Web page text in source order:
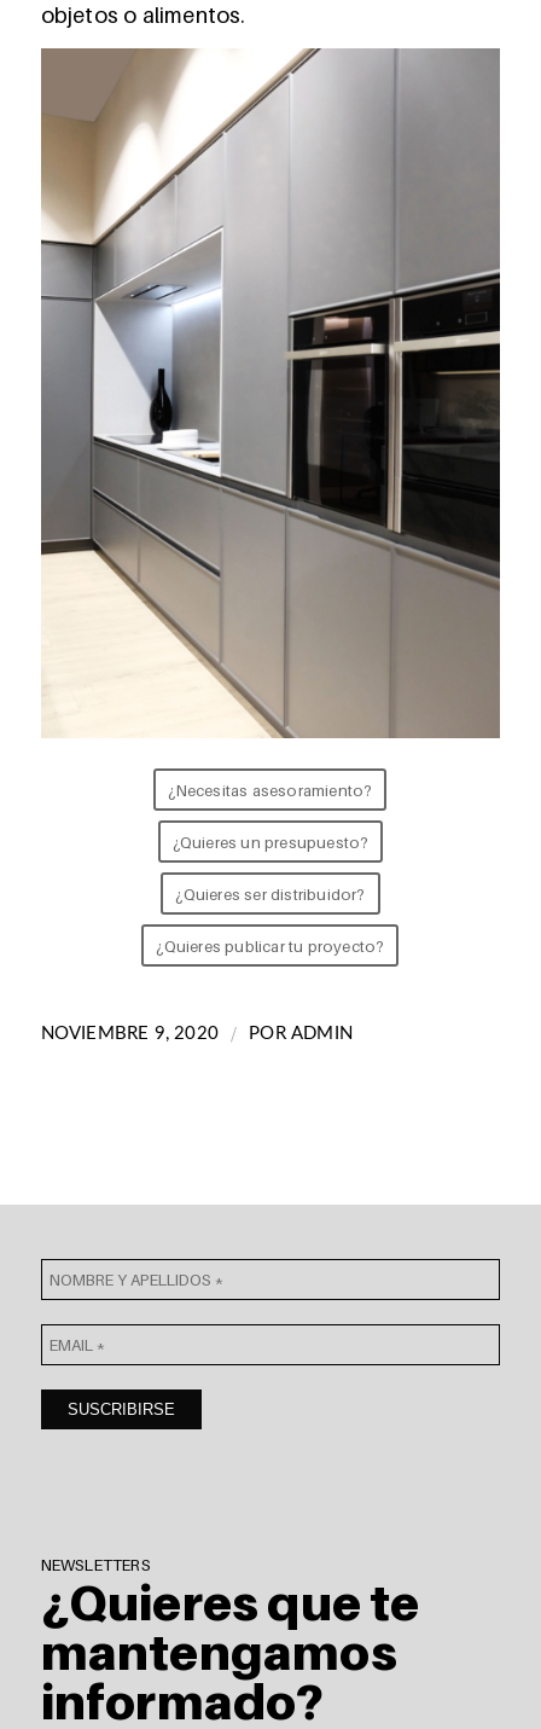
objetos o alimentos.
¿Necesitas asesoramiento?
¿Quieres un presupuesto?
¿Quieres ser distribuidor?
¿Quieres publicar tu proyecto?
NOVIEMBRE 9, 2020 / PORADMIN
NEWSLETTERS
¿Quieres que te
mantengamos
informado?